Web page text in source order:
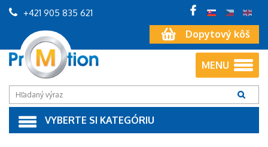
Dopytový kôš
+421 905 835 621
MENU
VYBERTE SI KATEGÓRIU